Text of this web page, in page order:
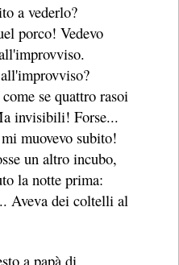
a vederlo?
porco! Vedevo
se quattro rasoi
invisibili! Forse...
muovevo subito!
un altro incubo,
la notte prima:
Aveva dei coltelli al
a papà di